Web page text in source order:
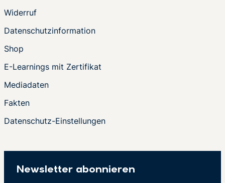
Widerruf
Datenschutzinformation
Shop
E-Learnings mit Zertifikat
Mediadaten
Fakten
Datenschutz-Einstellungen
Newsletter abonnieren